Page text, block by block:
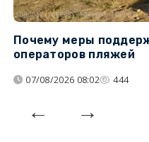
Почему меры
операторов пляжей
07/08/2026 08:02 444